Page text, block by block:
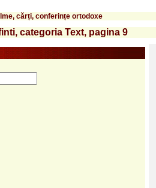
cărți, conferințe ortodoxe
categoria Text, pagina 9